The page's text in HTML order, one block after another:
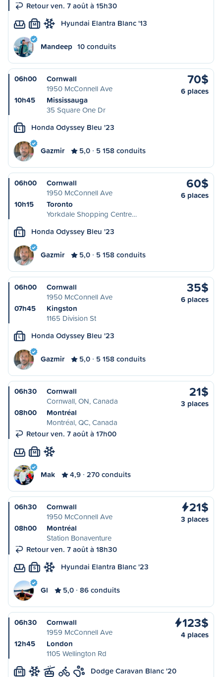
Retour ven. 7 août à 15h30
M Hyundai Elantra Blanc '13
Mandeep 10 conduits
06h00
Cornwall
1950 McConnell Ave
10h45
Mississauga
35 Square One Dr
70$
6 places
L Honda Odyssey Bleu '23
Gazmir 5,0 5 158 conduits
06h00
Cornwall
1950 McConnell Ave
10h15
Toronto
Yorkdale Shopping Centre…
60$
6 places
L Honda Odyssey Bleu '23
Gazmir 5,0 5 158 conduits
06h00
Cornwall
1950 McConnell Ave
07h45
Kingston
1165 Division St
35$
6 places
L Honda Odyssey Bleu '23
Gazmir 5,0 5 158 conduits
06h30
Cornwall
Cornwall, ON, Canada
08h00
Montréal
Montréal, QC, Canada
Retour ven. 7 août à 17h00
21$
3 places
M
Mak 4,9 270 conduits
06h30
Cornwall
1950 McConnell Ave
08h00
Montréal
Station Bonaventure
Retour ven. 7 août à 18h30
21$
3 places
S Hyundai Elantra Blanc '23
Gl 5,0 86 conduits
06h30
Cornwall
1959 McConnell Ave
12h45
London
1105 Wellington Rd
123$
4 places
M Dodge Caravan Blanc '20